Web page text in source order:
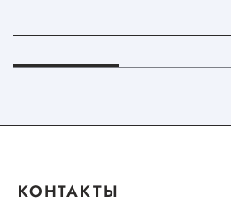
Иностранным
КОНТАКТЫ